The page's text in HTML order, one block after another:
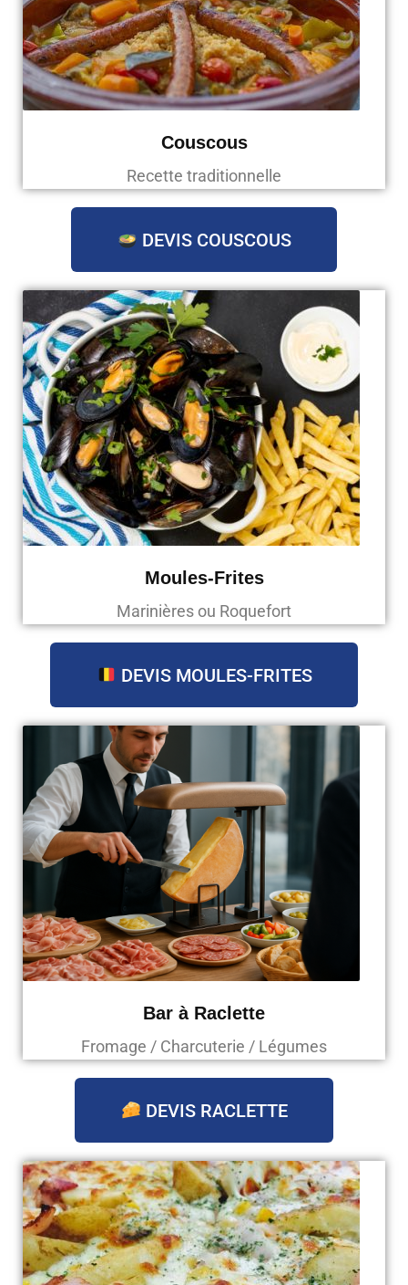
Couscous
Recette traditionnelle
DEVIS COUSCOUS
Moules-Frites
Marinières ou Roquefort
DEVIS MOULES-FRITES
Bar à Raclette
Fromage / Charcuterie / Légumes
DEVIS RACLETTE